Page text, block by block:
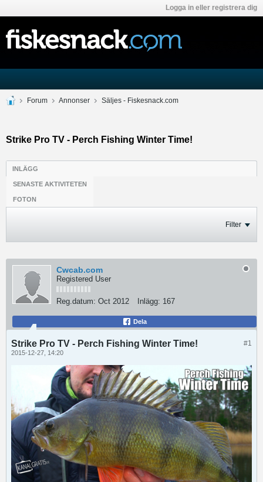
Logga in eller registrera dig
Forum Annonser Säljes - Fiskesnack.com
Strike Pro TV - Perch Fishing Winter Time!
INLÄGG
SENASTE AKTIVITETEN
FOTON
Filter
Cwcab.com
Registered User
Reg.datum: Oct 2012 Inlägg: 167
Dela
#1
Strike Pro TV - Perch Fishing Winter Time!
2015-12-27, 14:20